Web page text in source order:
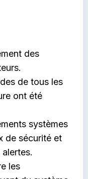
des
de tous les
ont été
systèmes
de sécurité et
les